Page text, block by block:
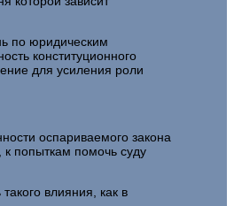
по юридическим
конституционного
для усиления роли
оспариваемого закона
к попыткам помочь суду
влияния, как в